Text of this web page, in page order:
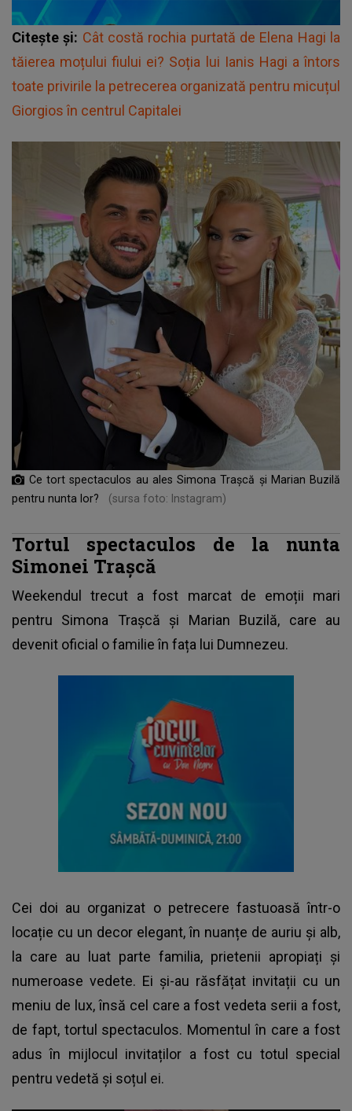
Citește și: Cât costă rochia purtată de Elena Hagi la
tăierea moțului fiului ei? Soția lui Ianis Hagi a întors
toate privirile la petrecerea organizată pentru micuțul
Giorgios în centrul Capitalei
Ce tort spectaculos au ales Simona Trașcă și Marian Buzilă
pentru nunta lor?
(sursa foto: Instagram)
Tortul spectaculos de la nunta
Simonei Trașcă
Weekendul trecut a fost marcat de emoții mari
pentru Simona Trașcă și Marian Buzilă, care au
devenit oficial o familie în fața lui Dumnezeu.
Cei doi au organizat o petrecere fastuoasă într-o
locație cu un decor elegant, în nuanțe de auriu și alb,
la care au luat parte familia, prietenii apropiați și
numeroase vedete. Ei și-au răsfățat invitații cu un
meniu de lux, însă cel care a fost vedeta serii a fost,
de fapt, tortul spectaculos. Momentul în care a fost
adus în mijlocul invitaților a fost cu totul special
pentru vedetă și soțul ei.